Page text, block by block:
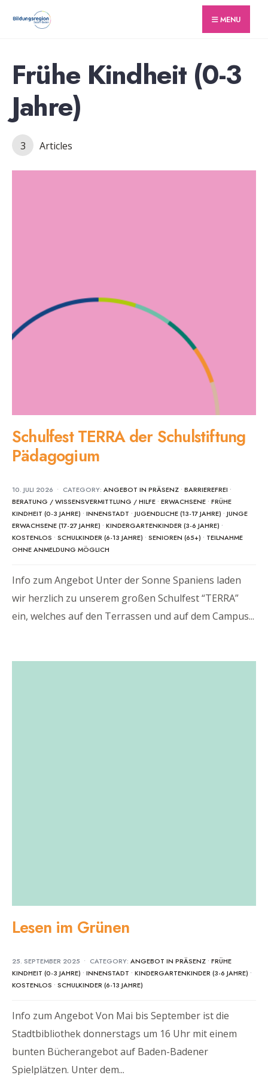
MENU
Frühe Kindheit (0-3
Jahre)
3 Articles
Schulfest TERRA der Schulstiftung
Pädagogium
10. JULI 2026 • CATEGORY: ANGEBOT IN PRÄSENZ • BARRIEREFREI •
BERATUNG / WISSENSVERMITTLUNG / HILFE • ERWACHSENE • FRÜHE
KINDHEIT (0-3 JAHRE) • INNENSTADT •JUGENDLICHE (13-17 JAHRE) •JUNGE
ERWACHSENE (17-27 JAHRE) • KINDERGARTENKINDER (3-6 JAHRE) •
KOSTENLOS • SCHULKINDER (6-13 JAHRE) • SENIOREN (65+) • TEILNAHME
OHNE ANMELDUNG MÖGLICH
Info zum Angebot Unter der Sonne Spaniens laden
wir herzlich zu unserem großen Schulfest “TERRA”
ein, welches auf den Terrassen und auf dem Campus...
Lesen im Grünen
25. SEPTEMBER 2025 • CATEGORY: ANGEBOT IN PRÄSENZ • FRÜHE
KINDHEIT (0-3 JAHRE) • INNENSTADT • KINDERGARTENKINDER (3-6 JAHRE) •
KOSTENLOS • SCHULKINDER (6-13 JAHRE)
Info zum Angebot Von Mai bis September ist die
Stadtbibliothek donnerstags um 16 Uhr mit einem
bunten Bücherangebot auf Baden-Badener
Spielplätzen. Unter dem...